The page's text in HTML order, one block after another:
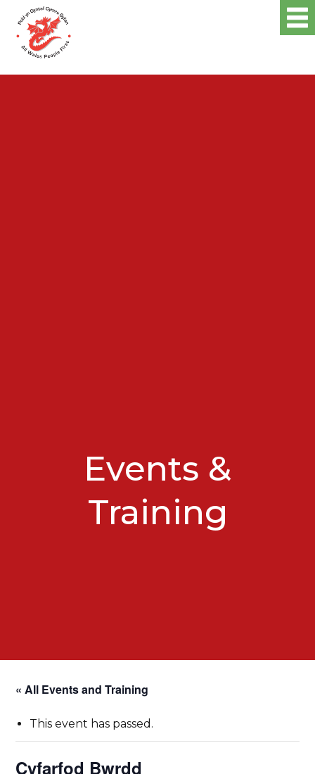
Events &
Training
« All Events and Training
This event has passed.
Cyfarfod Bwrdd